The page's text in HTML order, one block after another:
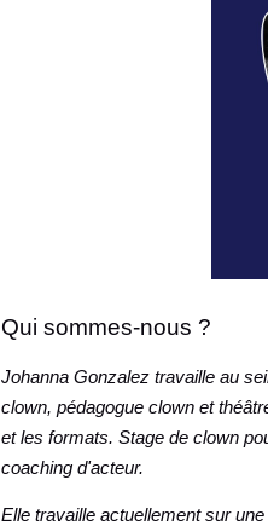
Qui sommes-nous ?
Johanna Gonzalez travaille au
clown, pédagogue clown et
et les formats. Stage de clown
coaching d'acteur.
Elle travaille actuellement sur